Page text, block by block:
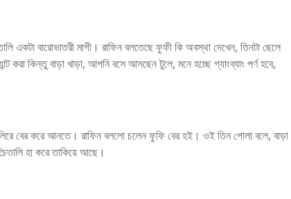
একটা বারোভাতরী মাগী। রাফিন বলতেছে ফুফী কি অবস্থা দেখেন, তিনটা ছেলে
করা কিন্তু বাড়া খাড়া, আপনি বসে আসছেন টুলে, মনে হচ্ছে গ্যাংব্যাং পর্ণ হবে,
বের করে আনতে। রাফিন বললো চলেন ফুফি বের হই। ওই তিন পোলা বলে, বাড়া
হা করে তাকিয়ে আছে।